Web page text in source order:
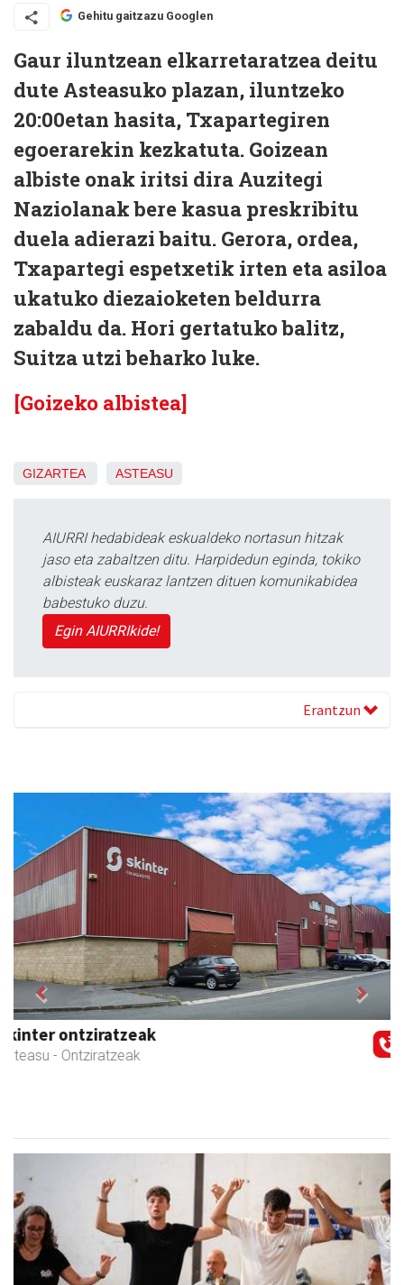
Gehitu gaitzazu Googlen
Gaur iluntzean elkarretaratzea deitu
dute Asteasuko plazan, iluntzeko
20:00etan hasita, Txapartegiren
egoerarekin kezkatuta. Goizean
albiste onak iritsi dira Auzitegi
Naziolanak bere kasua preskribitu
duela adierazi baitu. Gerora, ordea,
Txapartegi espetxetik irten eta asiloa
ukatuko diezaioketen beldurra
zabaldu da. Hori gertatuko balitz,
Suitza utzi beharko luke.
[Goizeko albistea]
GIZARTEA ASTEASU
AIURRI hedabideak eskualdeko nortasun hitzak
jaso eta zabaltzen ditu. Harpidedun eginda, tokiko
albisteak euskaraz lantzen dituen komunikabidea
babestuko duzu.
Egin AIURRIkide!
Erantzun
Ados muntaiak
Asteasu - Muntaiak
Previous Next